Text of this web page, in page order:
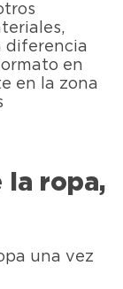
diferencia
en
en la zona
la ropa,
una vez